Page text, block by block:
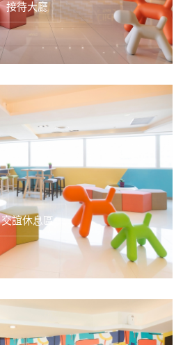
接待大廳
交誼休息區